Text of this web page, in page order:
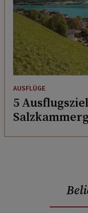
AUSFLÜGE
5